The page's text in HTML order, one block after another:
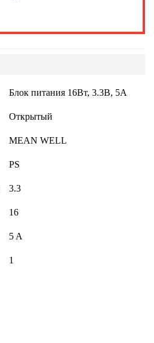
Блок питания 16Вт, 3.3В, 5А
Открытый
MEAN WELL
PS
3.3
16
5 A
1